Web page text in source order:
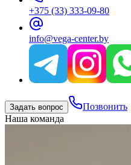
+375 (33) 333-09-80
info@vega-center.by
Задать вопрос
Позвонить
Наша команда